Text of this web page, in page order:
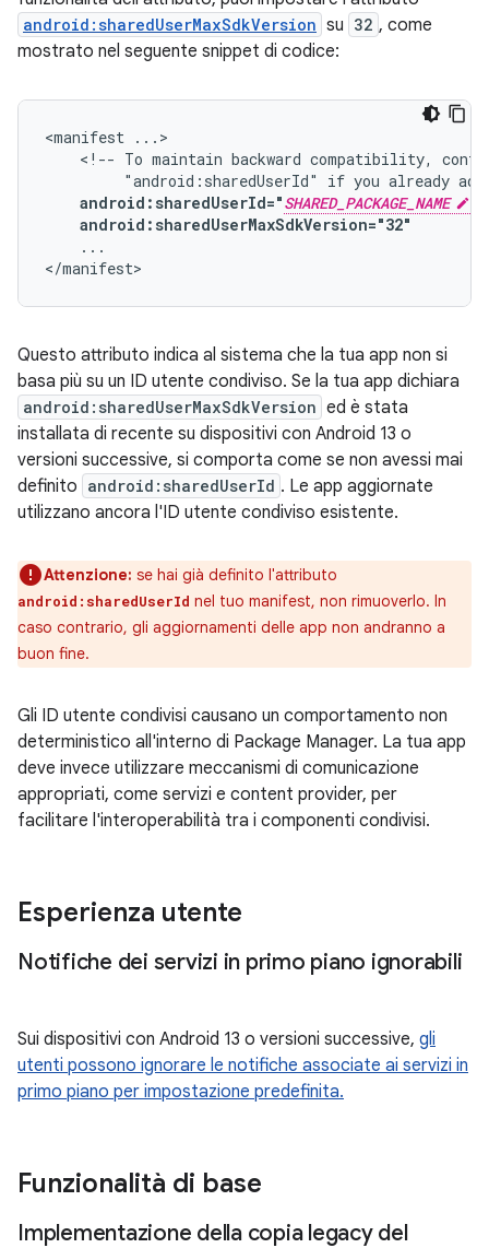
android:sharedUserMaxSdkVersion su 32 , come
mostrato nel seguente snippet di codice:
<manifest
<!-- To maintain backward compatibility,
"android:sharedUserId"
if you already
android:sharedUserId="SHARED_PACKAGE_NAME
android:sharedUserMaxSdkVersion="32"
...
</manifest>
Questo attributo indica al sistema che la tua app non si
basa più su un ID utente condiviso. Se la tua app dichiara
android:sharedUserMaxSdkVersion ed è stata
installata di recente su dispositivi con Android 13 o
versioni successive, si comporta come se non avessi mai
definito android:sharedUserId . Le app aggiornate
utilizzano ancora l'ID utente condiviso esistente.
Attenzione: se hai già definito l'attributo
android:sharedUserId nel tuo manifest, non rimuoverlo. In
caso contrario, gli aggiornamenti delle app non andranno a
buon fine.
Gli ID utente condivisi causano un comportamento non
deterministico all'interno di Package Manager. La tua app
deve invece utilizzare meccanismi di comunicazione
appropriati, come servizi e content provider, per
facilitare l'interoperabilità tra i componenti condivisi.
Esperienza utente
Notifiche dei servizi in primo piano ignorabili
Sui dispositivi con Android 13 o versioni successive, gli
utenti possono ignorare le notifiche associate ai servizi in
primo piano per impostazione predefinita.
Funzionalità di base
Implementazione della copia legacy del